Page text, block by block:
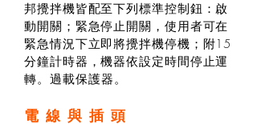
邦攪拌機皆配至下列標準控制鈕：啟
動開關；緊急停止開關，使用者可在
緊急情況下立即將攪拌機停機；附15
分鐘計時器，機器依設定時間停止運
轉。過載保護器。
電線與插頭